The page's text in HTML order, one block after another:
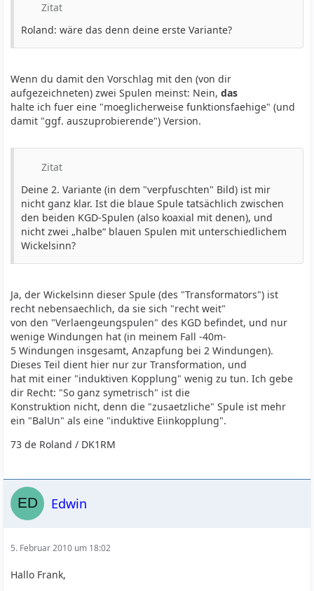
Zitat
Roland: wäre das denn deine erste Variante?
Wenn du damit den Vorschlag mit den (von dir
aufgezeichneten) zwei Spulen meinst: Nein,das
halte ich fuer eine "moeglicherweise funktionsfaehige" (und
damit "ggf. auszuprobierende") Version.
Zitat
Deine 2. Variante (in dem "verpfuschten" Bild) ist mir
nicht ganz klar. Ist die blaue Spule tatsächlich zwischen
den beiden KGD-Spulen (also koaxial mit denen), und
nicht zwei „halbe“ blauen Spulen mit unterschiedlichem
Wickelsinn?
Ja, der Wickelsinn dieser Spule (des "Transformators") ist
recht nebensaechlich, da sie sich "recht weit"
von den "Verlaengeungspulen" des KGD befindet, und nur
wenige Windungen hat (in meinem Fall -40m-
5 Windungen insgesamt, Anzapfung bei 2 Windungen).
Dieses Teil dient hier nur zur Transformation, und
hat mit einer "induktiven Kopplung" wenig zu tun. Ich gebe
dir Recht: "So ganz symetrisch" ist die
Konstruktion nicht, denn die "zusaetzliche" Spule ist mehr
ein "BalUn" als eine "induktive Eiinkopplung".
73 de Roland / DK1RM
Edwin
5. Februar 2010 um 18:02
Hallo Frank,